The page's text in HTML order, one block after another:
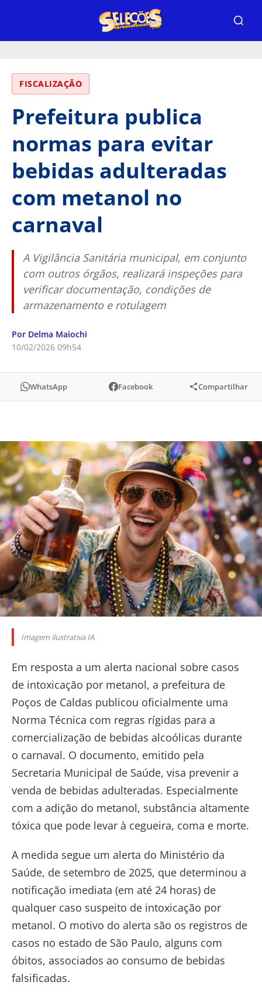
FISCALIZAÇÃO
Prefeitura publica
normas para evitar
bebidas adulteradas
com metanol no
carnaval
A Vigilância Sanitária municipal, em conjunto
com outros órgãos, realizará inspeções para
verificar documentação, condições de
armazenamento e rotulagem
Por Delma Maiochi
10/02/2026 09h54
WhatsApp Facebook Compartilhar
Imagem ilustrativa IA
Em resposta a um alerta nacional sobre casos
de intoxicação por metanol, a prefeitura de
Poços de Caldas publicou oficialmente uma
Norma Técnica com regras rígidas para a
comercialização de bebidas alcoólicas durante
o carnaval. O documento, emitido pela
Secretaria Municipal de Saúde, visa prevenir a
venda de bebidas adulteradas. Especialmente
com a adição do metanol, substância altamente
tóxica que pode levar à cegueira, coma e morte.
A medida segue um alerta do Ministério da
Saúde, de setembro de 2025, que determinou a
notificação imediata (em até 24 horas) de
qualquer caso suspeito de intoxicação por
metanol. O motivo do alerta são os registros de
casos no estado de São Paulo, alguns com
óbitos, associados ao consumo de bebidas
falsificadas.